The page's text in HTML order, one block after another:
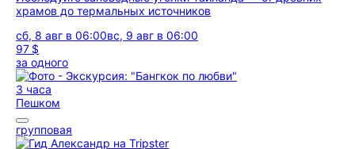
храмов до термальных источников
сб, 8 авг в 06:00вс, 9 авг в 06:00
97 $
за одного
3 часа
Пешком
групповая